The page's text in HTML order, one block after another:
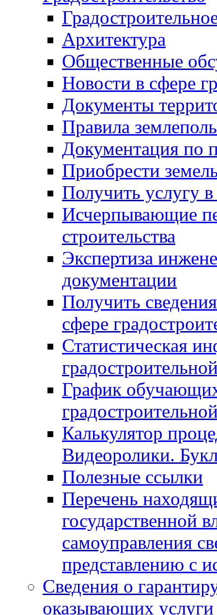
Архитектура
Общественные
Новости в сфере
Документы
Правила
Документация по
Приобрести
Получить услугу в
Исчерпывающие
строительства
Экспертиза
документации
Получить
сфере
Статистическая
График
Калькулятор
Видеоролики.
Полезные ссылки
Перечень
государственной
самоуправления
представлению с
Сведения о
оказывающих